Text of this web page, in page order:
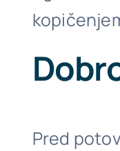
Pred